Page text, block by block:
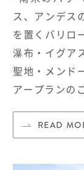
ス、アンデス
を置くバリロ
瀑布・イグア
聖地・メンド
アープランの
READ